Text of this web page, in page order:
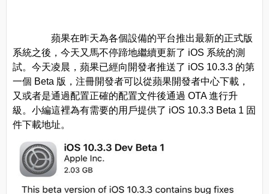
蘋果在昨天為各個設備的平台推出最新的正式版
系統之後，今天又馬不停蹄地繼續更新了 iOS 系統的測
試。今天凌晨，蘋果已經向開發者推送了 iOS 10.3.3 的第
一個 Beta 版，注冊開發者可以從蘋果開發者中心下載，
又或者是通過配置正確的配置文件後通過 OTA 進行升
級。小編這裡為有需要的用戶提供了 iOS 10.3.3 Beta 1 固
件下載地址。